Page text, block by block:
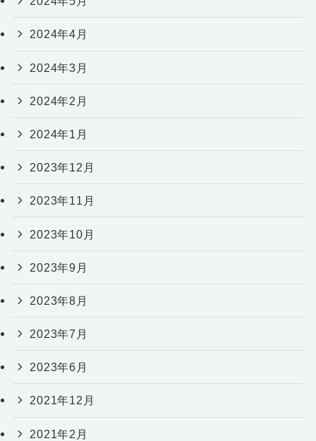
2024年4月
2024年3月
2024年2月
2024年1月
2023年12月
2023年11月
2023年10月
2023年9月
2023年8月
2023年7月
2023年6月
2021年12月
2021年2月